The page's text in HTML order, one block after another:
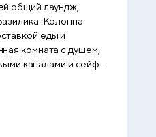
общий лаундж,
Колонна
еды и
каналами и сейф.